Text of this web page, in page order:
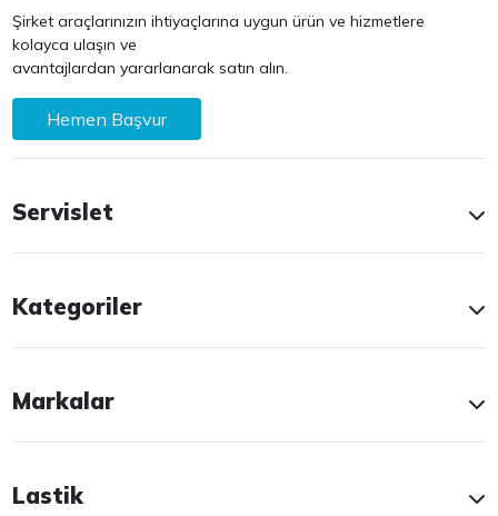
Şirket araçlarınızın ihtiyaçlarına uygun ürün ve hizmetlere
kolayca ulaşın ve
avantajlardan yararlanarak satın alın.
Hemen Başvur
Servislet
Kategoriler
Markalar
Lastik